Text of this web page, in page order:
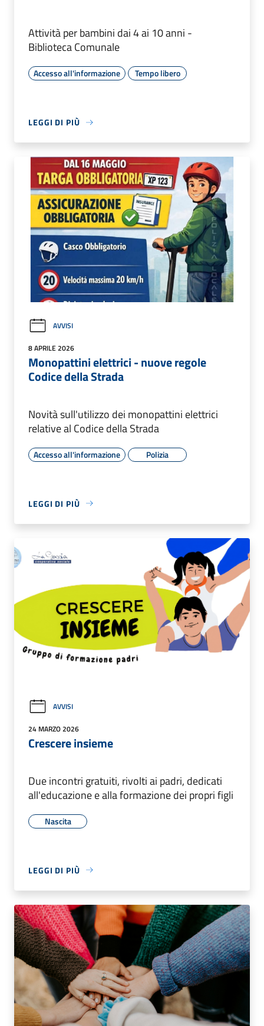
Attività per bambini dai 4 ai 10 anni -
Biblioteca Comunale
Accesso all'informazione Tempo libero
LEGGI DI PIÙ
AVVISI
8 APRILE 2026
Monopattini elettrici - nuove regole
Codice della Strada
Novità sull'utilizzo dei monopattini elettrici
relative al Codice della Strada
Accesso all'informazione Polizia
LEGGI DI PIÙ
AVVISI
24 MARZO 2026
Crescere insieme
Due incontri gratuiti, rivolti ai padri, dedicati
all'educazione e alla formazione dei propri figli
Nascita
LEGGI DI PIÙ